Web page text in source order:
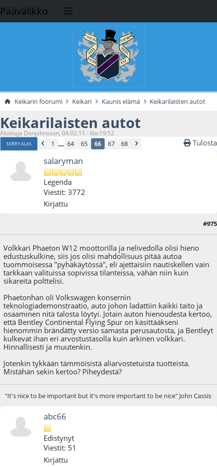
Päävalikko
Keikarin foorumi Keikari Kaunis elämä Keikarilaisten autot
Keikarilaisten autot
Aloittaja Donjohnsson, 04.02.11 - klo:19:52
SIIRRY ALAS 1 ... 64 65 66 67 68 Tulosta
salaryman
Legenda
Viestit: 3772
Kirjattu
#975
Volkkari Phaeton W12 moottorilla ja nelivedolla olisi hieno
edustuskulkine, siis jos olisi mahdollisuus pitää autoa
tuommoisessa "pyhäkäytössä", eli ajettaisiin nautiskellen vain
tarkkaan valituissa sopivissa tilanteissa, vähän niin kuin
sikareita polttelisi.
Phaetonhan oli Volkswagen konsernin
teknologiademonstraatio, auto johon ladattiin kaikki taito ja
osaaminen nitä talosta löytyi. Jotain auton hienoudesta kertoo,
että Bentley Continental Flying Spur on käsittääkseni
hienommin brändätty versio samasta perusautosta, ja Bentleyt
kulkevat ihan eri arvostustasolla kuin arkinen volkkari.
Hinnallisesti ja muutenkin.
Jotenkin tykkään tämmöisistä aliarvostetuista tuotteista.
Mistähän sekin kertoo? Piheydestä?
"It's nice to be important but it's more important to be nice" John Cassis
abc66
Edistynyt
Viestit: 51
Kirjattu